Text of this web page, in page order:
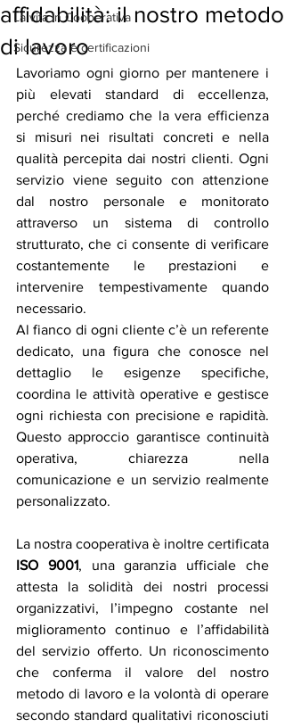
La vita in Cooperativa
Sicurezza e certificazioni
affidabilità: il nostro metodo
di lavoro
Lavoriamo ogni giorno per mantenere i
più elevati standard di eccellenza,
perché crediamo che la vera efficienza
si misuri nei risultati concreti e nella
qualità percepita dai nostri clienti. Ogni
servizio viene seguito con attenzione
dal nostro personale e monitorato
attraverso un sistema di controllo
strutturato, che ci consente di verificare
costantemente le prestazioni e
intervenire tempestivamente quando
necessario.
Al fianco di ogni cliente c’è un referente
dedicato, una figura che conosce nel
dettaglio le esigenze specifiche,
coordina le attività operative e gestisce
ogni richiesta con precisione e rapidità.
Questo approccio garantisce continuità
operativa, chiarezza nella
comunicazione e un servizio realmente
personalizzato.
ISO 9001, una garanzia ufficiale che
attesta la solidità dei nostri processi
organizzativi, l’impegno costante nel
miglioramento continuo e l’affidabilità
del servizio offerto. Un riconoscimento
che conferma il valore del nostro
metodo di lavoro e la volontà di operare
secondo standard qualitativi riconosciuti